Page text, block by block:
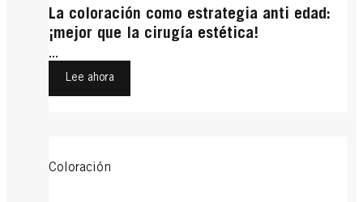
La coloración como estrategia anti edad:
¡mejor que la cirugía estética!
...
Lee ahora
Coloración